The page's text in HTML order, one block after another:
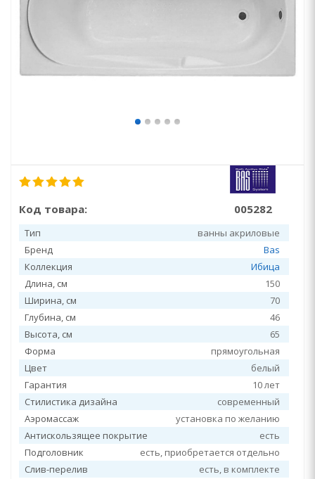
Код товара: 005282
Тип
ванны акриловые
Бренд
Bas
Коллекция
Ибица
Длина, см
150
Ширина, см
70
Глубина, см
46
Высота, см
65
Форма
прямоугольная
Цвет
белый
Гарантия
10 лет
Стилистика дизайна
современный
Аэромассаж
установка по желанию
Антискользящее покрытие
есть
Подголовник
есть, приобретается отдельно
Слив-перелив
есть, в комплекте